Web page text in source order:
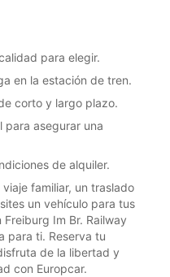
para elegir.
en la estación de tren.
corto y largo plazo.
para asegurar una
de alquiler.
familiar, un traslado
un vehículo para tus
Im Br. Railway
para ti. Reserva tu
de la libertad y
con Europcar.